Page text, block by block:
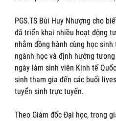
PGS.TS Bùi Huy Nhượng cho
đã triển khai nhiều hoạt động
nhằm đồng hành cùng học
ngành học và định hướng
ngày làm sinh viên Kinh tế
sinh tham gia đến các buổi
tuyển sinh trực tuyến.
Theo Giám đốc Đại học, trong